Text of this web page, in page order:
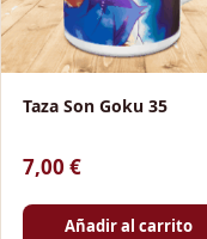
Taza Son Goku 35
7,00 €
Añadir al carrito